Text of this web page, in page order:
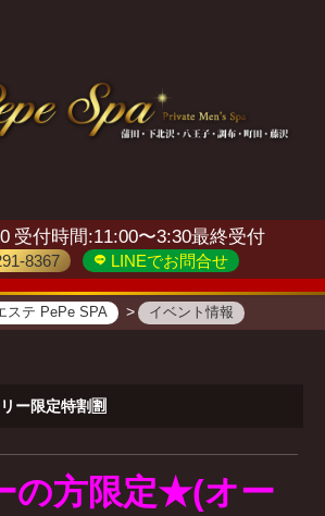
受付時間:11:00〜3:30最終受付
8367 LINEでお問合せ
ステ PePe SPA イベント情報
ー限定特割🈹
の方限定★(オー